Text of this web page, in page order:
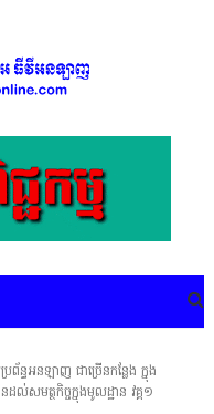
ន្ធអនឡាញ ជាច្រើនកន្លែង ក្នុង
សមត្ថកិច្ចក្នុងមូលដ្ឋាន វគ្គ១